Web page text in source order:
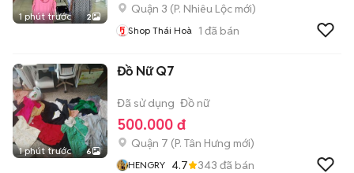
1 phút trước 2
Quận 3 (P. Nhiêu Lộc mới)
Shop Thái Hoà 1 đã bán
1 phút trước 6
Đồ Nữ Q7
Đã sử dụng Đồ nữ
500.000 đ
Quận 7 (P. Tân Hưng mới)
HENGRY 4.7 343 đã bán